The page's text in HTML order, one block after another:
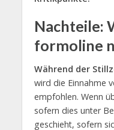
Nachteile:
formoline
Während der
wird die Einnahme
empfohlen. Wenn
sofern dies unter
geschieht, sofern